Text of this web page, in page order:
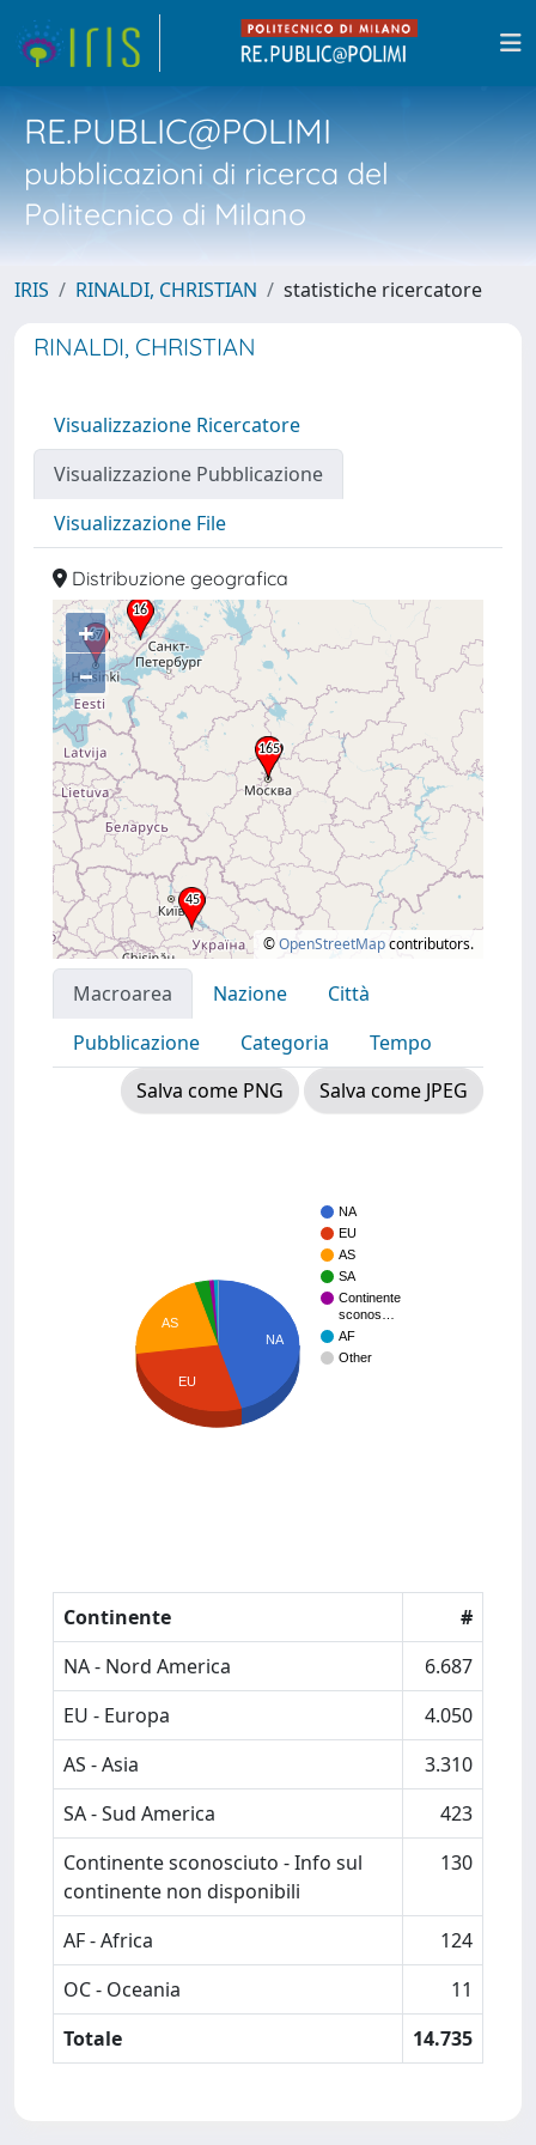
RE.PUBLIC@POLIMI
pubblicazioni di ricerca del
Politecnico di Milano
IRIS RINALDI, CHRISTIAN statistiche ricercatore
RINALDI, CHRISTIAN
Visualizzazione Ricercatore
Visualizzazione Pubblicazione
Visualizzazione File
Distribuzione geografica
+
–
©OpenStreetMapcontributors.
Macroarea Nazione
Città
Pubblicazione
Categoria
Tempo
Salva come PNG
Salva come JPEG
NA
EU
AS
SA
Continente
sconos…
AF
Other
NA
AS
EU
Continente
#
NA - Nord America
6.687
EU - Europa
4.050
AS - Asia
3.310
SA - Sud America
423
Continente sconosciuto - Info sul
continente non disponibili
130
AF - Africa
124
OC - Oceania
11
Totale
14.735